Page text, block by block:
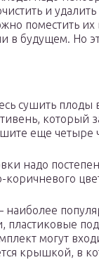
и
поместить
в будущем. Но
сушить плоды
который
еще четыре
надо
коричневого
наиболее
пластиковые
могут
крышкой, в